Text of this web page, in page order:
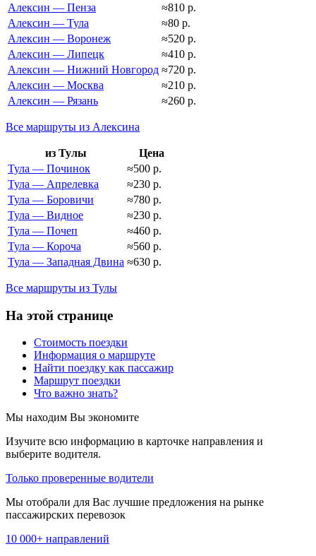
Алексин — Пенза
≈810 р.
Алексин — Тула
≈80 р.
Алексин — Воронеж
≈520 р.
Алексин — Липецк
≈410 р.
Алексин — Нижний Новгород ≈720 р.
Алексин — Москва
≈210 р.
Алексин — Рязань
≈260 р.
Все маршруты из Алексина
из Тулы
Цена
Тула — Починок
≈500 р.
Тула — Апрелевка
≈230 р.
Тула — Боровичи
≈780 р.
Тула — Видное
≈230 р.
Тула — Почеп
≈460 р.
Тула — Короча
≈560 р.
Тула — Западная Двина ≈630 р.
Все маршруты из Тулы
На этой странице
Стоимость поездки
Информация о маршруте
Найти поездку как пассажир
Маршрут поездки
Что важно знать?
Мы находим Вы экономите
Изучите всю информацию в карточке направления и
выберите водителя.
Только проверенные водители
Мы отобрали для Вас лучшие предложения на рынке
пассажирских перевозок
10 000+ направлений